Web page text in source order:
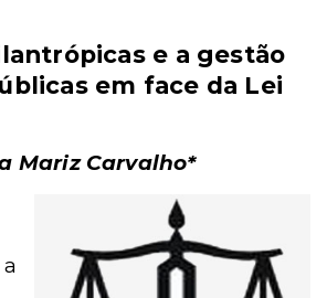
e a gestão
em face da Lei
Mariz Carvalho*